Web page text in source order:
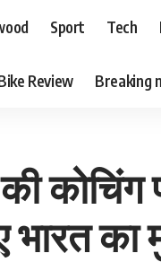
Sport Tech
Review Breaking
भारत